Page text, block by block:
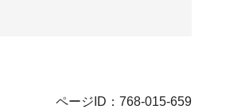
ページID：768-015-659